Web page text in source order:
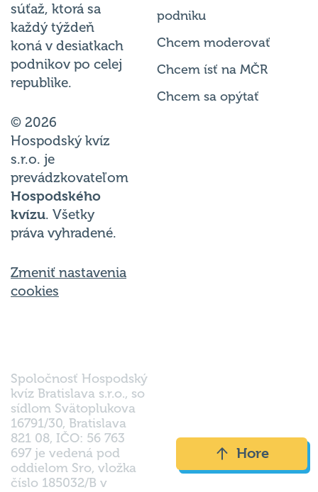
súťaž, ktorá sa
každý týždeň
koná v desiatkach
podnikov po celej
republike.
© 2026
Hospodský kvíz
s.r.o. je
prevádzkovateľom
Hospodského
kvízu. Všetky
práva vyhradené.
Zmeniť nastavenia
cookies
podniku
Chcem moderovať
Chcem ísť na MČR
Chcem sa opýtať
Spoločnosť Hospodský
kvíz Bratislava s.r.o., so
sídlom Svätoplukova
16791/30, Bratislava
821 08, IČO: 56 763
697 je vedená pod
oddielom Sro, vložka
číslo 185032/B v
Hore